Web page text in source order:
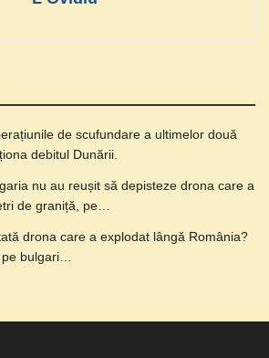
de scufundare a ultimelor două
debitul Dunării.
nu au reușit să depisteze drona care a
de graniță, pe…
drona care a explodat lângă România?
bulgari…